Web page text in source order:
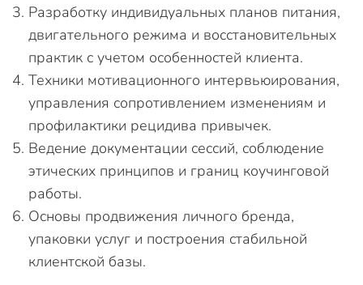
Разработку индивидуальных планов питания,
двигательного режима и восстановительных
практик с учетом особенностей клиента.
Техники мотивационного интервьюирования,
управления сопротивлением изменениям и
профилактики рецидива привычек.
Ведение документации сессий, соблюдение
этических принципов и границ коучинговой
работы.
Основы продвижения личного бренда,
упаковки услуг и построения стабильной
клиентской базы.